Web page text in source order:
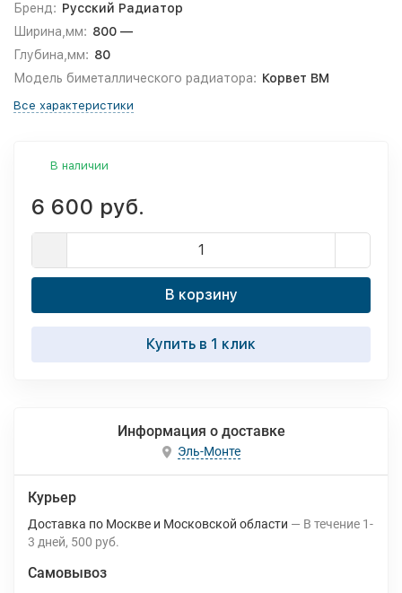
Бренд: Русский Радиатор
Ширина,мм: 800 —
Глубина,мм: 80
Модель биметаллического радиатора: Корвет BM
Все характеристики
В наличии
6 600 руб.
В корзину
Купить в 1 клик
Информация о доставке
Эль-Монте
Курьер
Доставка по Москве и Московской области В течение 1-
3 дней 500 руб.
Самовывоз